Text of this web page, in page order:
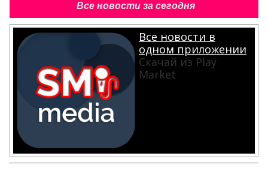
Все новости за сегодня
Все новости в
одном приложении
Скачай из Play
Market